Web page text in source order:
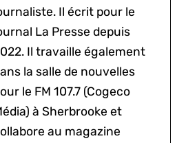
Il écrit pour le
La Presse depuis
Il travaille également
la salle de nouvelles
le FM 107.7 (Cogeco
à Sherbrooke et
au magazine